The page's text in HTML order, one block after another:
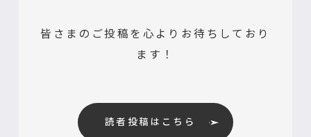
皆さまのご投稿を心よりお待ちしており
ます！
読者投稿はこちら